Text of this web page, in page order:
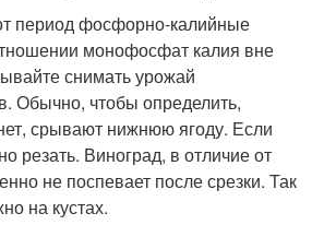
период фосфорно-калийные
монофосфат калия вне
снимать урожай
Обычно, чтобы определить,
срывают нижнюю ягоду. Если
резать. Виноград, в отличие от
не поспевает после срезки. Так
на кустах.